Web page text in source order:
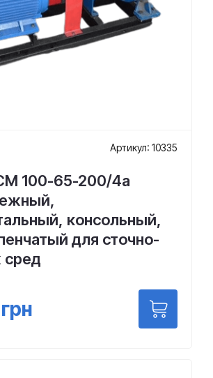
Артикул: 10335
100-65-200/4а
консольный,
для сточно-
сред
грн